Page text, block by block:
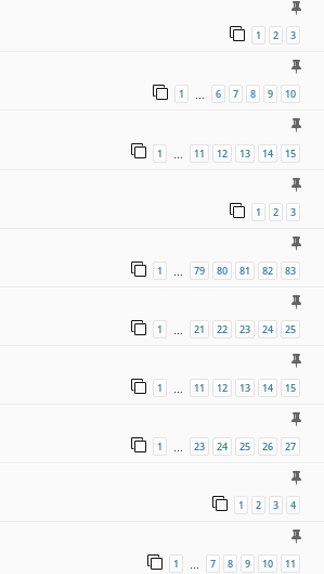
1 2 3
1 … 6 7 8 9 10
1 11 12 13 14 15
1 2 3
1 79 80 81 82 83
1 21 22 23 24 25
1 11 12 13 14 15
1 … 23 24 25 26 27
1 2 3 4
1 … 7 8 9 10 11